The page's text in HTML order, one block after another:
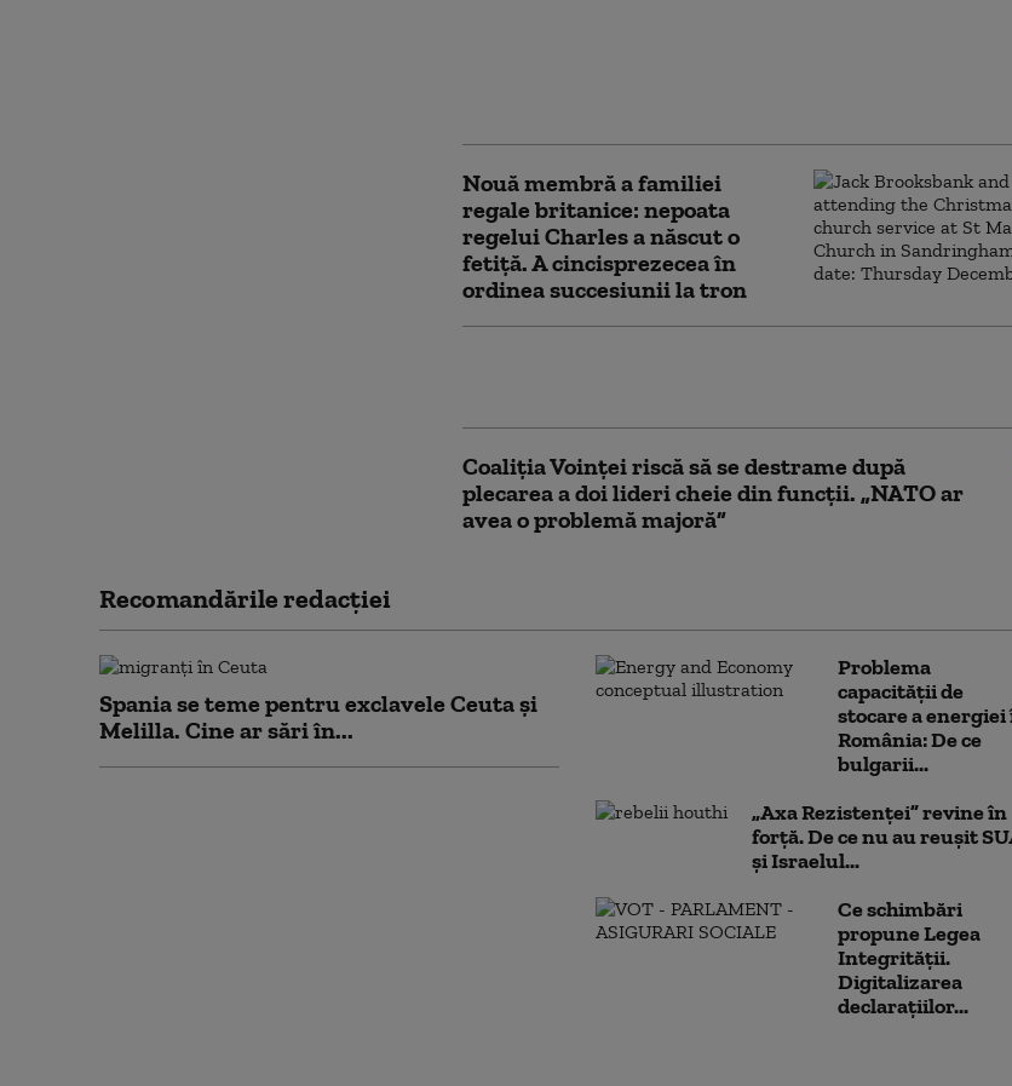
Nouă membră a familiei
regale britanice: nepoata
regelui Charles a născut o
fetiță. A cincisprezecea în
ordinea succesiunii la tron
Coaliția Voinței riscă să se destrame după
plecarea a doi lideri cheie din funcții. „NATO ar
avea o problemă majoră”
Recomandările redacţiei
Spania se teme pentru exclavele Ceuta și
Melilla. Cine ar sări în...
Problema
capacității de
stocare a energiei
România: De ce
bulgarii...
„Axa Rezistenței” revine în
forță. De ce nu au reușit
și Israelul...
Ce schimbări
propune Legea
Integrității.
Digitalizarea
declarațiilor...